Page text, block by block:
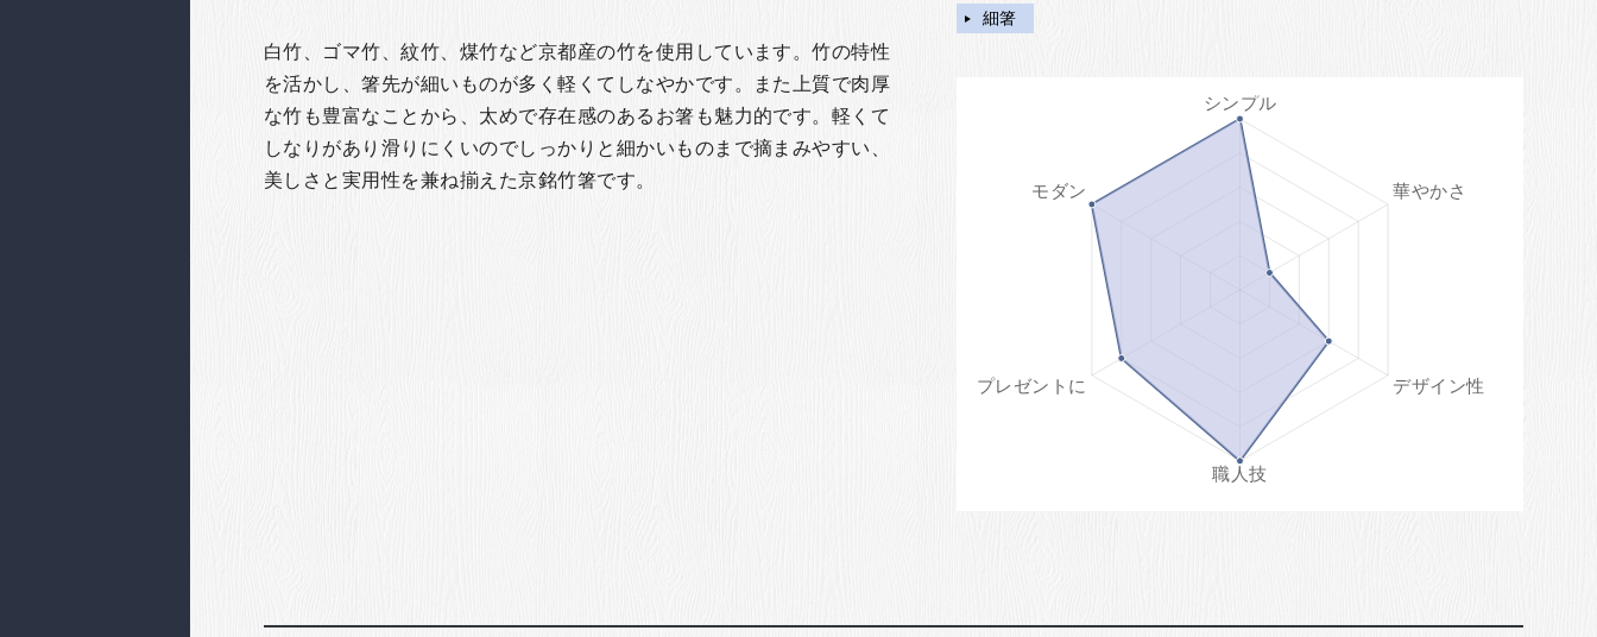
白竹、ゴマ竹、紋竹、煤竹など京都産の竹を使用しています。竹の特性
を活かし、箸先が細いものが多く軽くてしなやかです。また上質で肉厚
な竹も豊富なことから、太めで存在感のあるお箸も魅力的です。軽くて
しなりがあり滑りにくいのでしっかりと細かいものまで摘まみやすい、
美しさと実用性を兼ね揃えた京銘竹箸です。
細箸